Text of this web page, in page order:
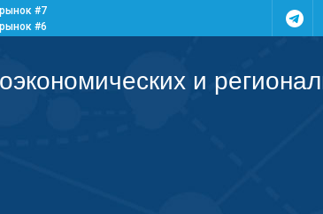
#7
#6
и